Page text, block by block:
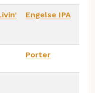
Engelse IPA
Porter